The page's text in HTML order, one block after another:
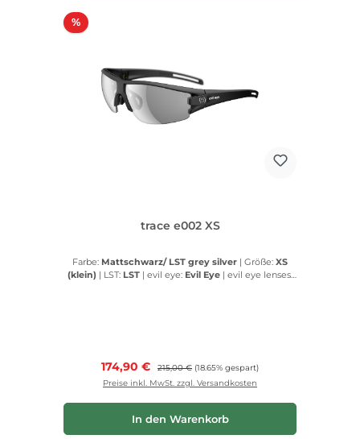
%Rabatt
trace e002 XS
Farbe: Mattschwarz/ LST grey silver | Größe: XS
(klein) | LST: LST | evil eye: Evil Eye | evil eye lenses:
Verkaufspreis:
174,90 € Regulärer Preis:
215,00 € (18.65% gespart)
Preise inkl. MwSt. zzgl. Versandkosten
In den Warenkorb